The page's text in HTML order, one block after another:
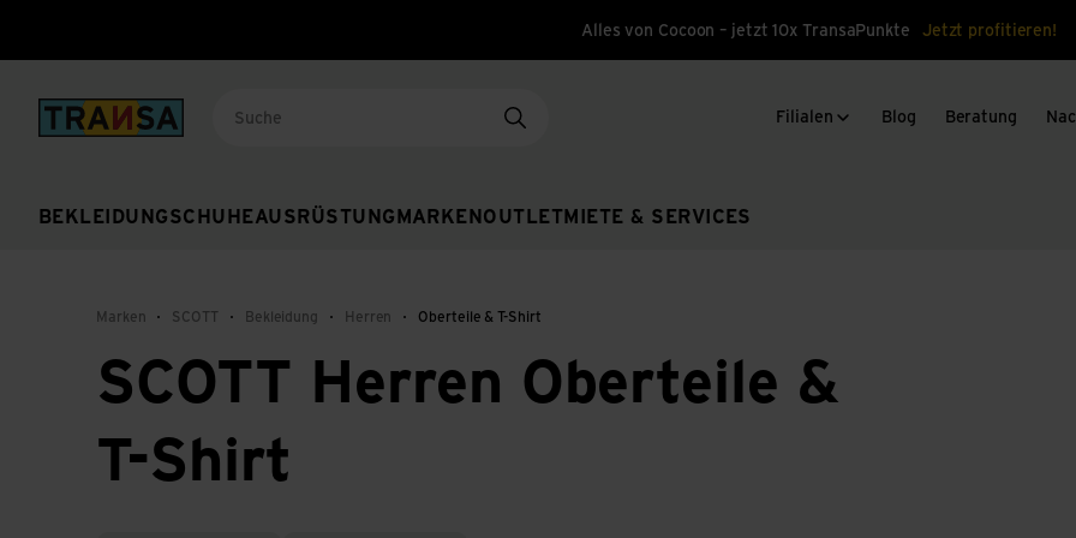
Alles von Cocoon – jetzt 10x TransaPunkte Jetzt profitieren!
Back to home
BEKLEIDUNGSCHUHEAUSRÜSTUNG MARKEN OUTLET MIETE & SERVICES
Filialen Blog Beratung
Marken SCOTT Bekleidung Herren Oberteile & T-Shirt
SCOTT Herren Oberteile &
T-Shirt